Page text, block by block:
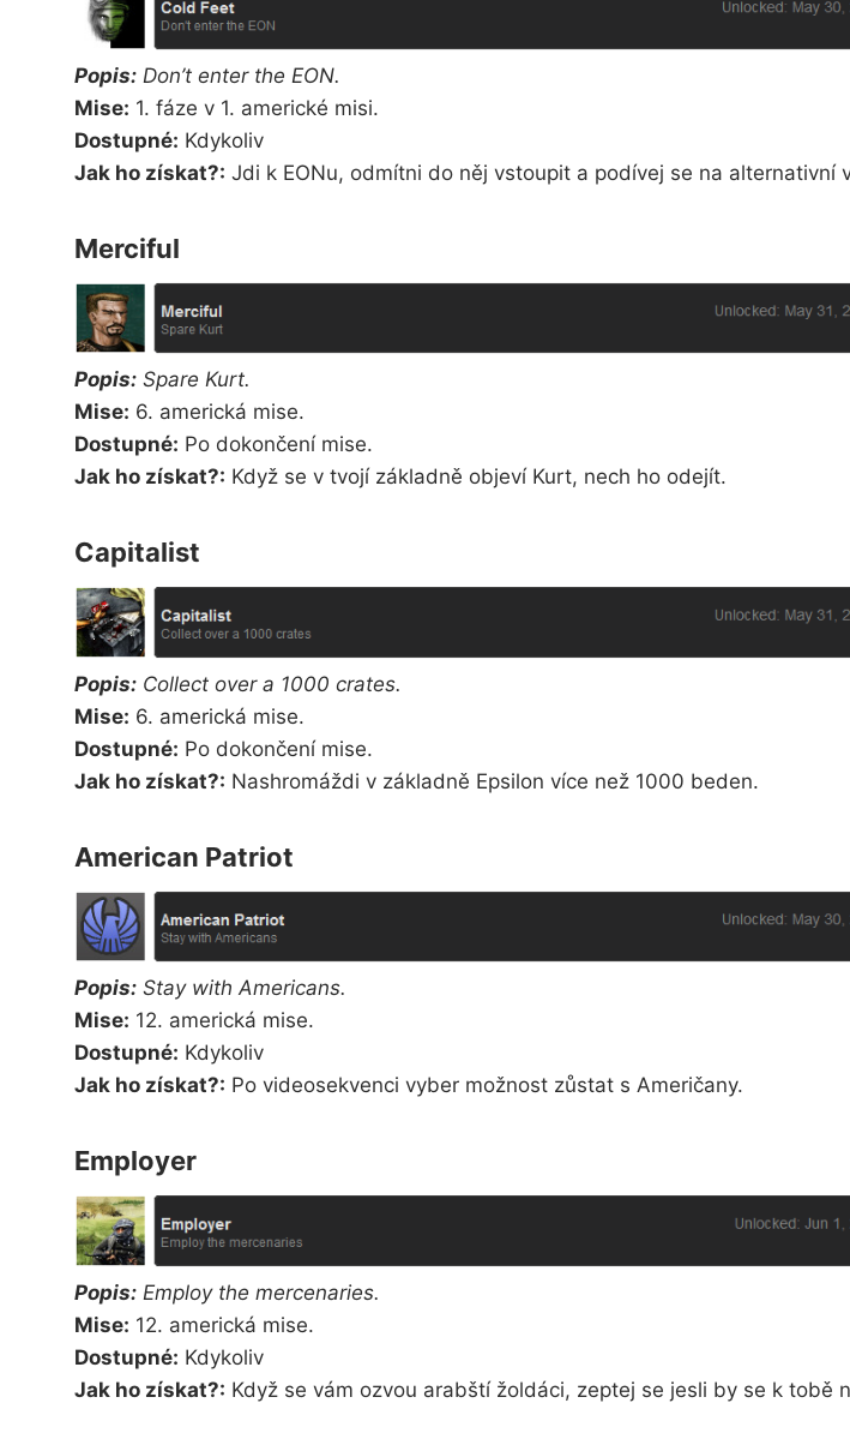
Popis: Don’t enter the EON.
Mise: 1. fáze v 1. americké misi.
Dostupné: Kdykoliv
Jak ho získat?: Jdi k EONu, odmítni do něj vstoupit a podívej se na alternativní
Merciful
Popis: Spare Kurt.
Mise: 6. americká mise.
Dostupné: Po dokončení mise.
Jak ho získat?: Když se v tvojí základně objeví Kurt, nech ho odejít.
Capitalist
Popis: Collect over a 1000 crates.
Mise: 6. americká mise.
Dostupné: Po dokončení mise.
Jak ho získat?: Nashromáždi v základně Epsilon více než 1000 beden.
American Patriot
Popis: Stay with Americans.
Mise: 12. americká mise.
Dostupné: Kdykoliv
Jak ho získat?: Po videosekvenci vyber možnost zůstat s Američany.
Employer
Popis: Employ the mercenaries.
Mise: 12. americká mise.
Dostupné: Kdykoliv
Jak ho získat?: Když se vám ozvou arabští žoldáci, zeptej se jesli by se k tobě